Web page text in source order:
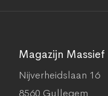
Magazijn Massief
Nijverheidslaan 16
8560 Gullegem